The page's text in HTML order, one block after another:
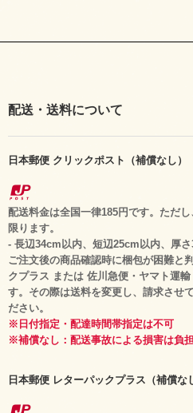
配送・送料について
日本郵便 クリックポスト（補償なし）
配送料金は全国一律185円です。ただ
限ります。
- 長辺34cm以内、短辺25cm以内、厚
ご注文後の商品確認時に梱包が困難と
クプラス または 佐川急便・ヤマト運
す。その際は送料を変更し、請求させ
ださい。
※日付指定・配達時間帯指定は不可
※補償なし：配送事故による損害は負担
日本郵便 レターパックプラス（補償な